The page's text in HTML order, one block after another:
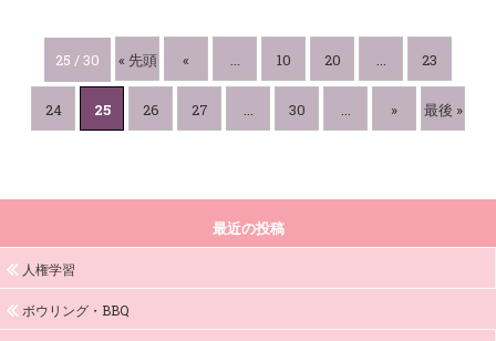
25 / 30 « 先頭 « ... 10 20 ... 23
24 25 26 27 ... 30 ... » 最後 »
最近の投稿
人権学習
ボウリング・BBQ